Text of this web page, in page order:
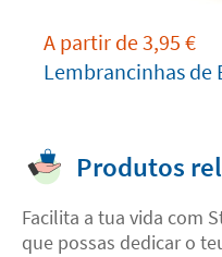
A partir de3,95 €
Lembrancinhas de
Produtos
Facilita a tua vida com
que possas dedicar o